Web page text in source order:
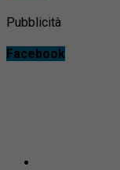
Pubblicità
Facebook